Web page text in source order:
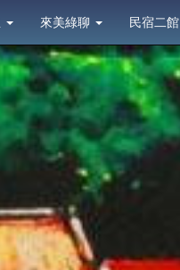
來美綠聊 民宿二館